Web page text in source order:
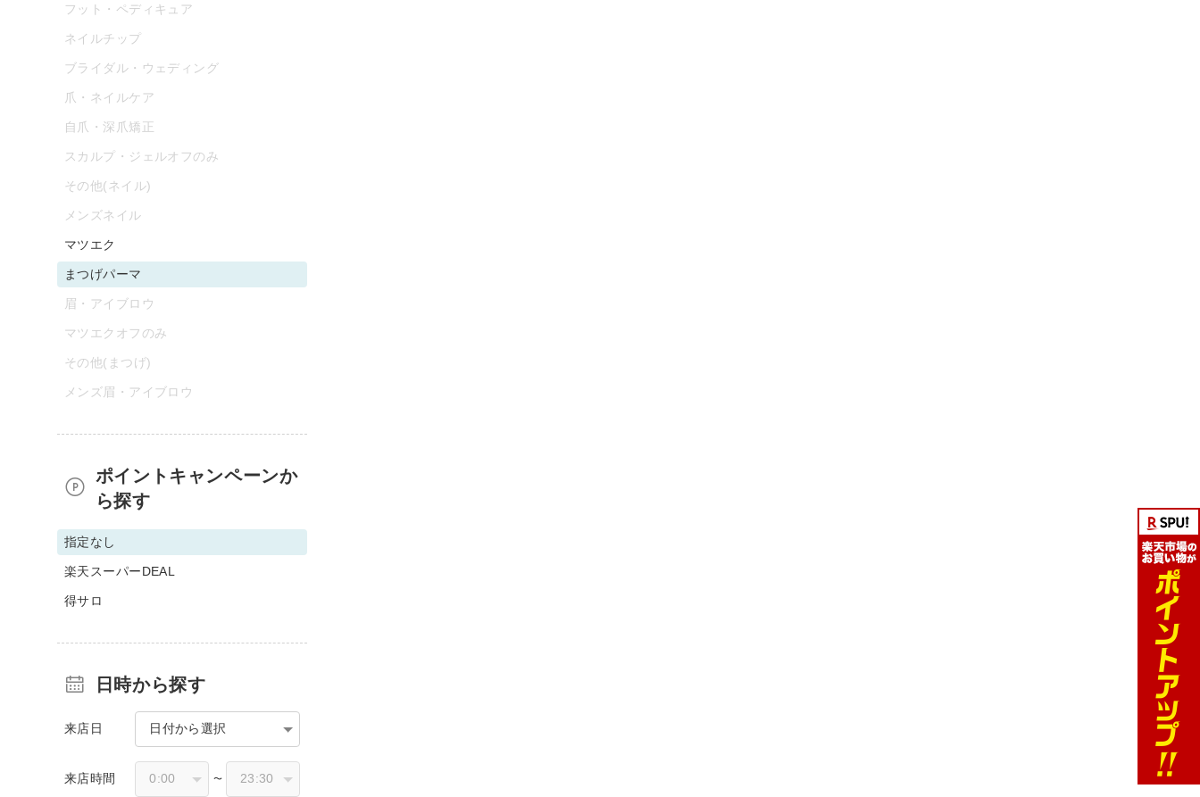
フット・ペディキュア
ネイルチップ
ブライダル・ウェディング
爪・ネイルケア
自爪・深爪矯正
スカルプ・ジェルオフのみ
その他(ネイル)
メンズネイル
マツエク
まつげパーマ
眉・アイブロウ
マツエクオフのみ
その他(まつげ)
メンズ眉・アイブロウ
ポイントキャンペーンか
ら探す
指定なし
楽天スーパーDEAL
得サロ
日時から探す
来店日 日付から選択
来店時間 〜